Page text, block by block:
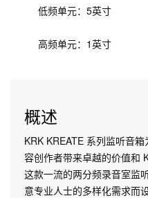
低频单元：5英寸
高频单元：1英寸
概述
KRK KREATE 系列监听音
容创作者带来卓越的价值和
这款一流的两分频录音室监
意专业人士的多样化需求而